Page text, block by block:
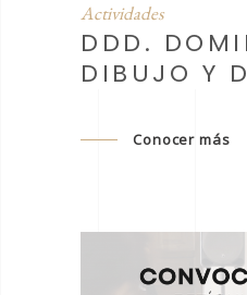
Actividades
DDD.
DIBUJO Y
Conocer más